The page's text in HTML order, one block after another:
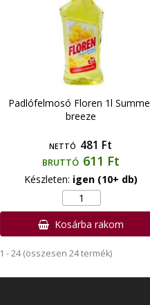
Padlófelmosó Floren 1l
breeze
NETTÓ 481 Ft
BRUTTÓ 611 Ft
Készleten: igen (10+ db)
Kosárba rakom
1 - 24 (összesen 24 termék)